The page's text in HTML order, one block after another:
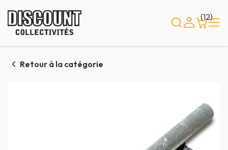
(12)
Retour à la catégorie